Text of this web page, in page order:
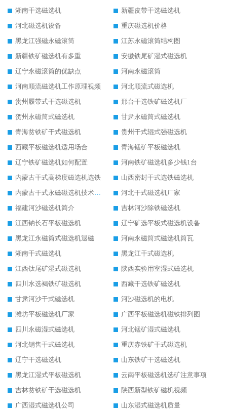
湖南干选磁选机
新疆皮带干选磁选机
河北磁选机设备
重庆磁选机价格
黑龙江强磁永磁滚筒
江苏永磁滚筒结构图
新疆铁矿磁选机有多重
安徽铁尾矿湿式磁选机
辽宁永磁滚筒的优缺点
河南永磁滚筒
河南顺流磁选机工作原理视频
河北顺流式磁选机
贵州履带式干选磁选机
邢台干选铁矿磁选机厂
贺州永磁筒式磁选机
甘肃永磁筒式磁选机
青海贫铁矿干式磁选机
贵州干式辊式强磁选机
西藏平板磁选机适用场合
青海锰矿平板磁选机
辽宁铁矿磁选机如何配置
河南铁矿磁选机多少钱1台
内蒙古干式高梯度磁选机选铁
山西密封干式选铁磁选机
内蒙古干式永磁磁选机技术要求
河北干式磁选机厂家
福建河沙磁选机简介
吉林河沙除铁磁选机
江西钠长石平板磁选机
辽宁矿选平板式磁选机设备
黑龙江永磁筒式磁选机退磁
河南永磁筒式磁选机筒瓦
湖南干式磁选机
黑龙江干式磁选机
江西钛尾矿湿式磁选机
陕西实验用室湿式磁选机
四川水选褐铁矿磁选机
西藏干选铁矿磁选机
甘肃河沙干式磁选机
河沙磁选机的电机
潍坊平板磁选机厂家
广西平板磁选机磁铁排列图
四川永磁湿式磁选机
河北锰矿湿式磁选机
河北销售干式磁选机
重庆赤铁矿干式磁选机
辽宁干选磁选机
山东铁矿干选磁选机
黑龙江湿式平板磁选机
云南平板磁选机选矿注意事项
吉林贫铁矿干选磁选机
陕西新型铁矿磁机视频
广西湿式磁选机公司
山东湿式磁选机质量